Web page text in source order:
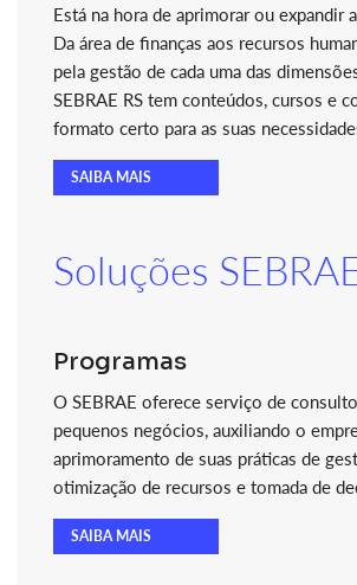
Está na hora de aprimorar ou expandir
Da área de finanças aos recursos
pela gestão de cada uma das
SEBRAE RS tem conteúdos, cursos e
formato certo para as suas
SAIBA MAIS
Soluções
Programas
O SEBRAE oferece serviço de
pequenos negócios, auxiliando o
aprimoramento de suas práticas de
otimização de recursos e tomada de
SAIBA MAIS